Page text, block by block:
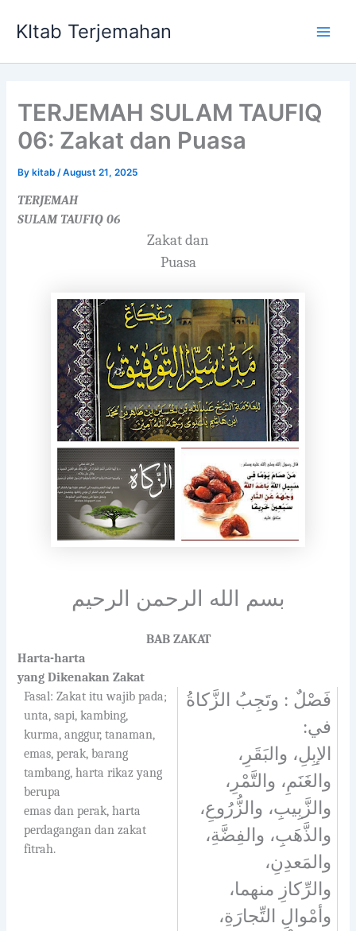
KItab Terjemahan
TERJEMAH SULAM TAUFIQ
06: Zakat dan Puasa
Bykitab /August 21, 2025
TERJEMAH
SULAM TAUFIQ 06
Zakat dan
Puasa
بسم الله الرحمن الرحيم
BAB ZAKAT
Harta-harta
yang Dikenakan Zakat
Fasal: Zakat itu wajib pada;
unta, sapi, kambing,
kurma, anggur, tanaman,
emas, perak, barang
tambang, harta rikaz yang
berupa
emas dan perak, harta
perdagangan dan zakat
fitrah.
فَصْلٌ : وتَجِبُ الزَّكاةُ
في:
الإبِلِ، والبَقَرِ،
والغَنَمِ، والتَّمْرِ،
والزَّبِيبِ، والزُّرُوعِ،
والذَّهَبِ، والفِضَّةِ،
والمَعدِنِ،
والرِّكازِ منهما،
وأمْوالِ التِّجارَةِ،